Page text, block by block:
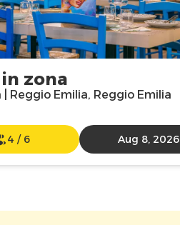
zona
| Reggio Emilia, Reggio Emilia
4 / 6 Aug 8, 2026